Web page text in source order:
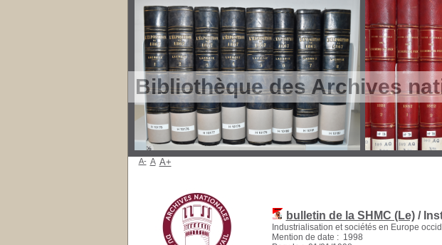
Bibliothèque des Archives
bulletin de la SHMC (Le)/
Industrialisation et sociétés en Europe
Mention de date : 1998
A- A A+